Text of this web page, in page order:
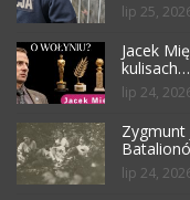
lip 25,
Jacek
kulisach…
lip 24,
Zygmunt
lip 24,